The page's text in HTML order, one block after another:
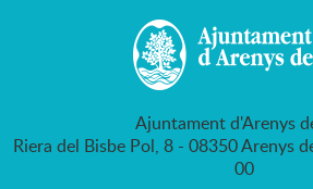
Ajuntament d'Arenys
Riera del Bisbe Pol, 8 - 08350 Arenys
00